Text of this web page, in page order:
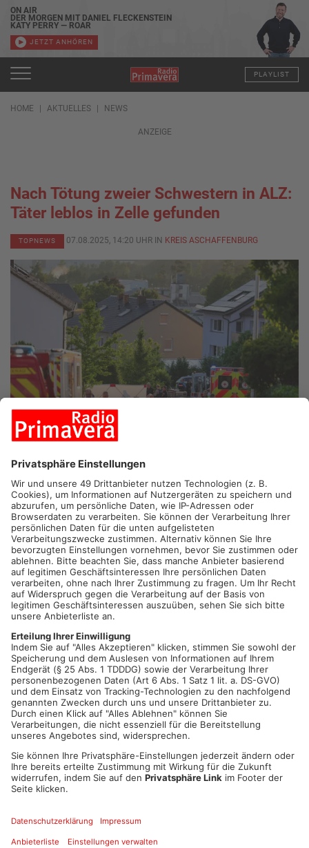
ON AIR
DER MORGEN MIT DANIEL FLECKENSTEIN
KATY PERRY — ROAR
JETZT ANHÖREN
PLAYLIST
HOME AKTUELLES NEWS
ANZEIGE
Nach Tötung zweier Schwestern in ALZ:
Täter leblos in Zelle gefunden
TOPNEWS 07.08.2025, 14:20 UHR IN KREIS ASCHAFFENBURG
ALZENAU.Nach der brutalen Gewalttat von Alzenau ist jetzt
der mutmaßliche Täter selbst tot. Das hat die Polizei
gemeinsam mit der Staatsanwaltschaft bekannt gegeben.
Ende Juni soll der Mann zwei Schwestern ermordet haben.
Nun wurde er leblos in seiner Zelle aufgefunden.
Der Verdächtige saß bereits in Untersuchungshaft, weil er
seine getrennt lebende 64-jährige Ehefrau und deren 69-jährige
Schwester brutal getötet haben soll. Laut der Polizei seien
zwei scharfkantige Gegenstände die Tatwaffe gewesen. Wie
Polizei und Staatsanwaltschaft jetzt mitteilen, lag der Mann
am Mittwoch leblos in seiner Gemeinschaftszelle in der
Justizvollzugsanstalt Aschaffenburg. Zu die-sem Zeitpunkt
soll er alleine gewesen sein. Eine Obduktion soll nun die
Todesursache klären.
Mehr dazu:https://www.primavera24.de/akt...
Artikel teilen